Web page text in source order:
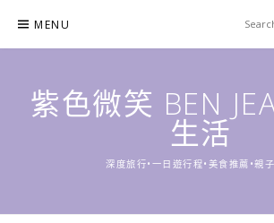
content
MENU
紫色微笑 BEN
生活
深度旅行•一日遊行程•美食推薦•親